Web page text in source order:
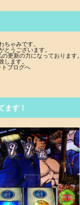
ちゃみです。
とうございます。
更新の力になっております。
します。
ます！